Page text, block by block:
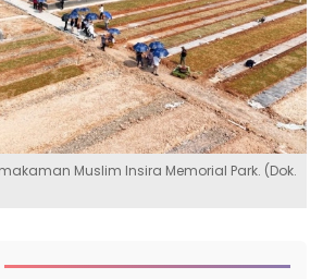
Muslim Insira Memorial Park. (Dok.